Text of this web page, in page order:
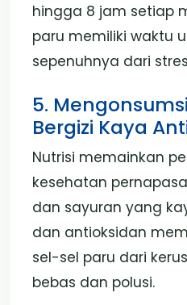
hingga 8 jam setiap
paru memiliki waktu
sepenuhnya dari
5.
Bergizi Kaya
Nutrisi memainkan
kesehatan
dan sayuran yang
dan antioksidan
sel-sel paru dari
bebas dan polusi.